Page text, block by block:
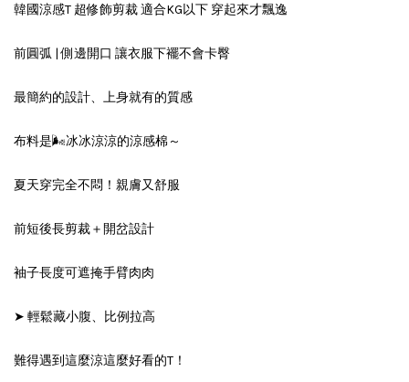
韓國涼感T 超修飾剪裁 適合KG以下 穿起來才飄逸
前圓弧 | 側邊開口 讓衣服下襬不會卡臀
最簡約的設計、上身就有的質感
布料是🌬冰冰涼涼的涼感棉～
夏天穿完全不悶！親膚又舒服
前短後長剪裁＋開岔設計
袖子長度可遮掩手臂肉肉
➤ 輕鬆藏小腹、比例拉高
難得遇到這麼涼這麼好看的T！